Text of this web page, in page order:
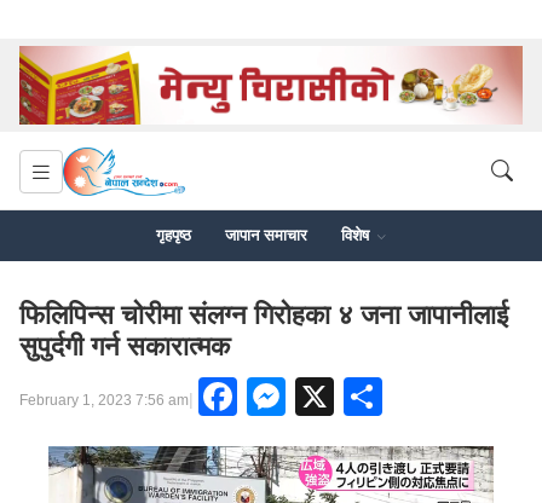
गृहपृष्ठ जापान समाचार विशेष
फिलिपिन्स चोरीमा संलग्न गिरोहका ४ जना जापानीलाई
सुपुर्दगी गर्न सकारात्मक
February 1, 2023 7:56 am| Facebook
Messenger
X